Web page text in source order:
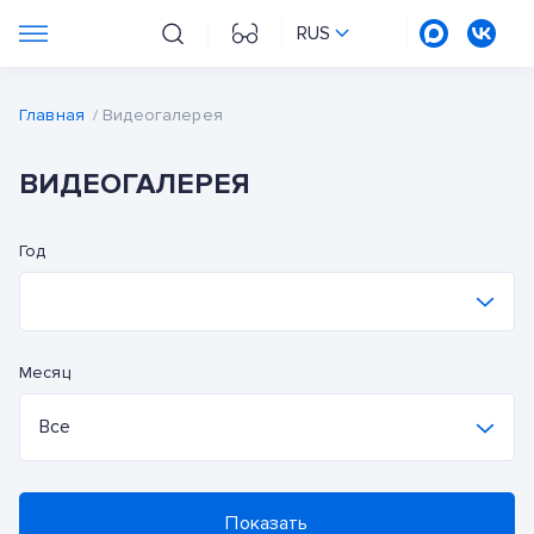
RUS
Главная / Видеогалерея
ВИДЕОГАЛЕРЕЯ
Год
2024
Месяц
Все
Показать